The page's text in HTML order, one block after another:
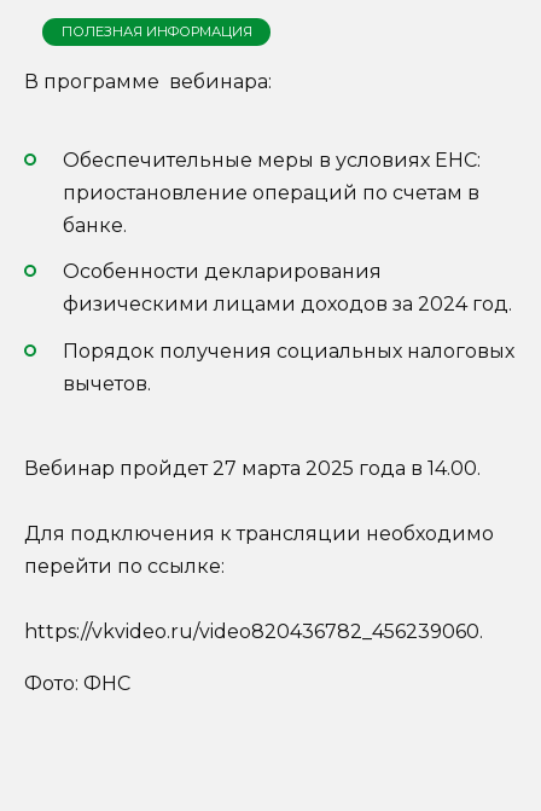
ПОЛЕЗНАЯ ИНФОРМАЦИЯ
В программе вебинара:
Обеспечительные меры в условиях ЕНС:
приостановление операций по счетам в
банке.
Особенности декларирования
физическими лицами доходов за 2024 год.
Порядок получения социальных налоговых
вычетов.
Вебинар пройдет 27 марта 2025 года в 14.00.
Для подключения к трансляции необходимо
перейти по ссылке:
https://vkvideo.ru/video820436782_456239060.
Фото: ФНС